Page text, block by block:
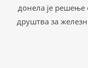
донела је решење
друштва за